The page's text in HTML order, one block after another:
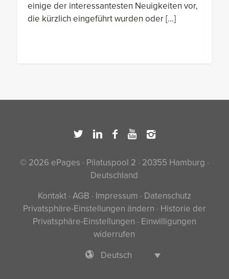
einige der interessantesten Neuigkeiten vor,
die kürzlich eingeführt wurden oder […]
© 2026 ePages · Pilatuspool 2 · 20355 Hamburg ·
Deutschland
Kontakt· AGB · Impressum · Datenschutz
Privatsphäre-Einstellungen ändern · Historie der
Privatsphäre-Einstellungen · Einwilligungen
widerrufen
Deutsch